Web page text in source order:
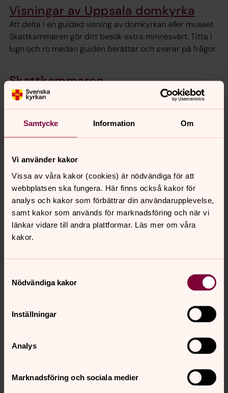
Samtycke Information Om
Vi använder kakor
Vissa av våra kakor (cookies) är nödvändiga för att
webbplatsen ska fungera. Här finns också kakor för
analys och kakor som förbättrar din användarupplevelse,
samt kakor som används för marknadsföring och när vi
länkar vidare till andra plattformar. Läs mer om våra
kakor.
Nödvändiga kakor
Inställningar
Analys
Marknadsföring och sociala medier
Visningar av Uppsala domkyrka
Att delta i en guidad visning av domkyrkan eller museet
Skattkammaren gör ditt besök extra minnesvärt. Titta i
lugn och ro medan guiden berättar och svarar på frågor.
Skattkammaren
Världens enda bevarade festklänning från medeltiden,
världsunika renässansdräkter som minner om en viktig
händelse i svensk historia, kungliga begravningsregalier
och Gustav Vasas svärd kan du se i Skattkammaren.